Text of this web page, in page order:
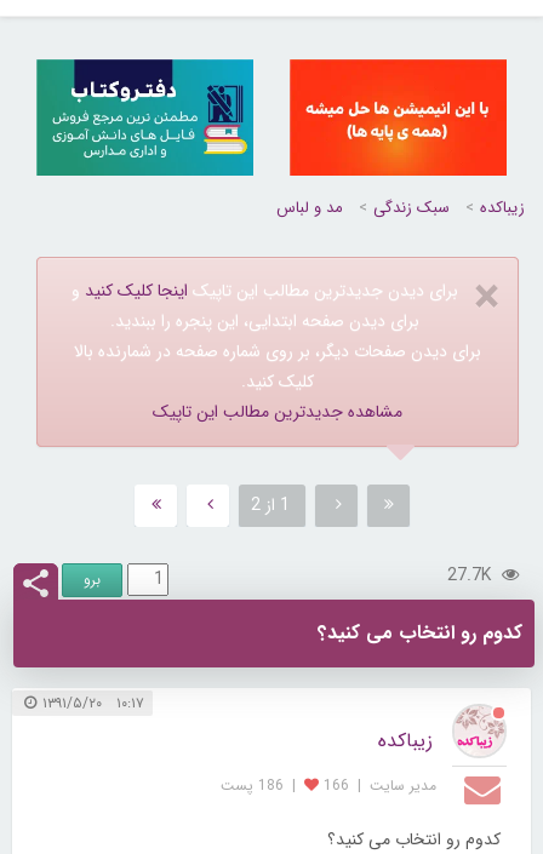
زیباکده سبک زندگی مد و لباس
× برای دیدن جدیدترین مطالب این تاپیک اینجا کلیک کنید و
برای دیدن صفحه ابتدایی، این پنجره را ببندید.
برای دیدن صفحات دیگر، بر روی شماره صفحه در شمارنده بالا
کلیک کنید.
مشاهده جدیدترین مطالب این تاپیک
1 از 2
27.7K
کدوم رو انتخاب می کنید؟
۱۰:۱۷ ۱۳۹۱/۵/۲۰
زیباکده
مدیر سایت |
166
| 186 پست
کدوم رو انتخاب می کنید؟